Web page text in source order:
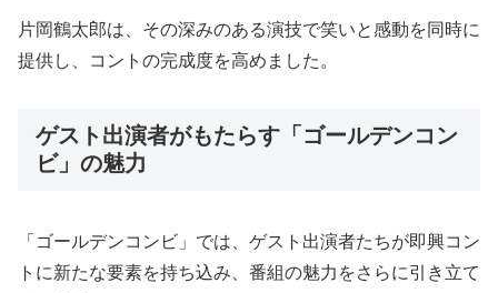
片岡鶴太郎は、その深みのある演技で笑いと感動を同時に
提供し、コントの完成度を高めました。
ゲスト出演者がもたらす「ゴールデンコン
ビ」の魅力
「ゴールデンコンビ」では、ゲスト出演者たちが即興コン
トに新たな要素を持ち込み、番組の魅力をさらに引き立て